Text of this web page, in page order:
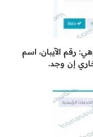
رقم الآيبان، اسم
إن وجد.